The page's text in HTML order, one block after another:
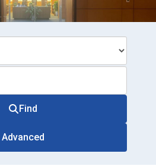
Find
Advanced